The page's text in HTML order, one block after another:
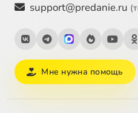
support@predanie.ru
Мне нужна помощь